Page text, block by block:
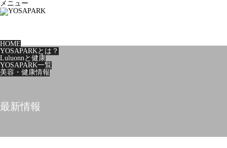
メニュー
HOME
YOSAPARKとは？
Luluonnと健康
YOSAPARK一覧
美容・健康情報
最新情報